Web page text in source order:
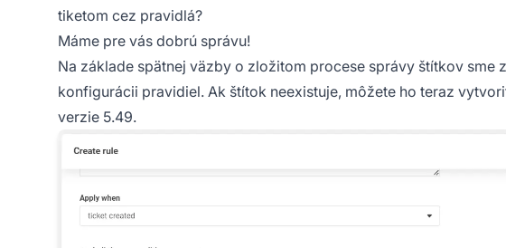
tiketom cez pravidlá?
Máme pre vás dobrú správu!
Na základe spätnej väzby o zložitom procese správy štítkov sme
konfigurácii pravidiel. Ak štítok neexistuje, môžete ho teraz
verzie 5.49.